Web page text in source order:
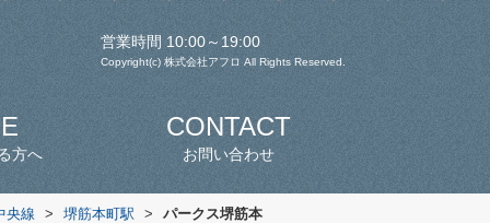
営業時間 10:00～19:00
Copyright(c) 株式会社アフロ All Rights Reserved.
方へ
CONTACT
お問い合わせ
央線 > 堺筋本町駅 > パークス堺筋本